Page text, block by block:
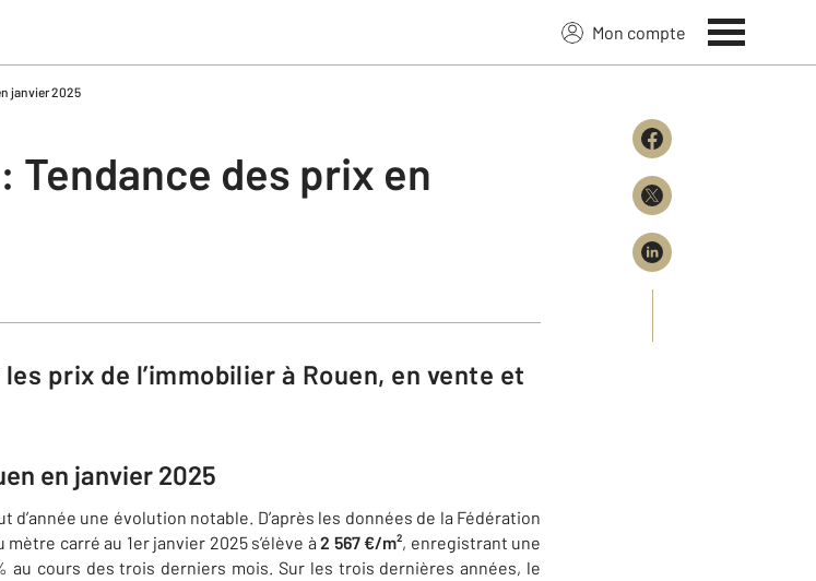
Mon compte
janvier 2025
Tendance des prix en
en janvier 2025
d’année une évolution notable. D’après les données de la Fédération
carré au 1er janvier 2025 s’élève à 2 567 €/m², enregistrant une
au cours des trois derniers mois. Sur les trois dernières années, le